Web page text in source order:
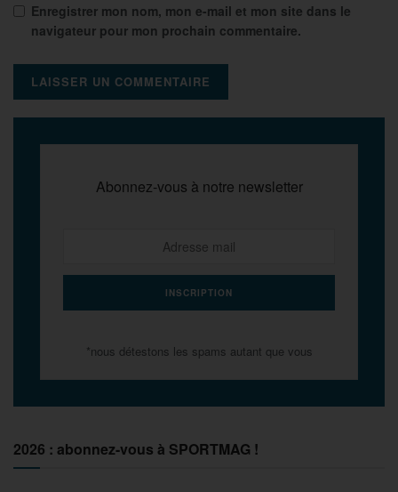
Enregistrer mon nom, mon e-mail et mon site dans le
navigateur pour mon prochain commentaire.
Abonnez-vous à notre newsletter
*nous détestons les spams autant que vous
2026 : abonnez-vous à SPORTMAG !